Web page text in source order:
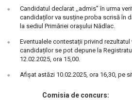
Candidatul declarat ,,admis” în urma
candidaților va susține proba scrisă în
la sediul Primăriei oraşului Nădlac.
Eventualele contestații privind
candidaților se pot depune la
12.02.2025, ora 15,00.
Afișat astăzi 10.02.2025, ora 16,30, pe
Comisia de concurs: